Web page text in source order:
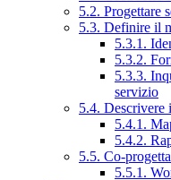
5.2. Progettare
5.3. Definire il
5.3.1.
5.3.2.
5.3.3.
servizio
5.4. Descrivere
5.4.1.
5.4.2.
5.5. Co-
5.5.1.